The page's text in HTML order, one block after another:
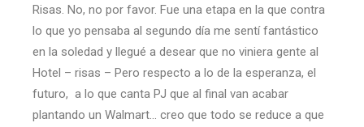
Risas. No, no por favor. Fue una etapa en la que contra
lo que yo pensaba al segundo día me sentí fantástico
en la soledad y llegué a desear que no viniera gente al
Hotel – risas – Pero respecto a lo de la esperanza, el
futuro, a lo que canta PJ que al final van acabar
plantando un Walmart… creo que todo se reduce a que